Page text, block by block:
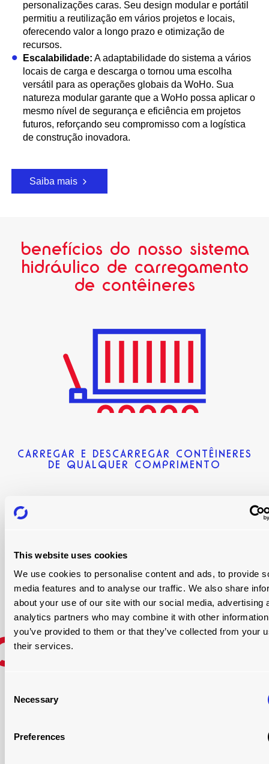
This website uses cookies
We use cookies to personalise content and ads, to provide
media features and to analyse our traffic. We also share
about your use of our site with our social media, advertising
analytics partners who may combine it with other
you’ve provided to them or that they’ve collected from your
their services.
Selection
Necessary
Preferences
personalizações caras. Seu design modular e portátil
permitiu a reutilização em vários projetos e locais,
oferecendo valor a longo prazo e otimização de
recursos.
Escalabilidade: A adaptabilidade do sistema a vários
locais de carga e descarga o tornou uma escolha
versátil para as operações globais da WoHo. Sua
natureza modular garante que a WoHo possa aplicar o
mesmo nível de segurança e eficiência em projetos
futuros, reforçando seu compromisso com a logística
de construção inovadora.
Saiba mais
benefícios do nosso sistema
hidráulico de carregamento
de contêineres
CARREGAR E DESCARREGAR CONTÊINERES
DE QUALQUER COMPRIMENTO
ECONOMIZE NO TEMPO DE